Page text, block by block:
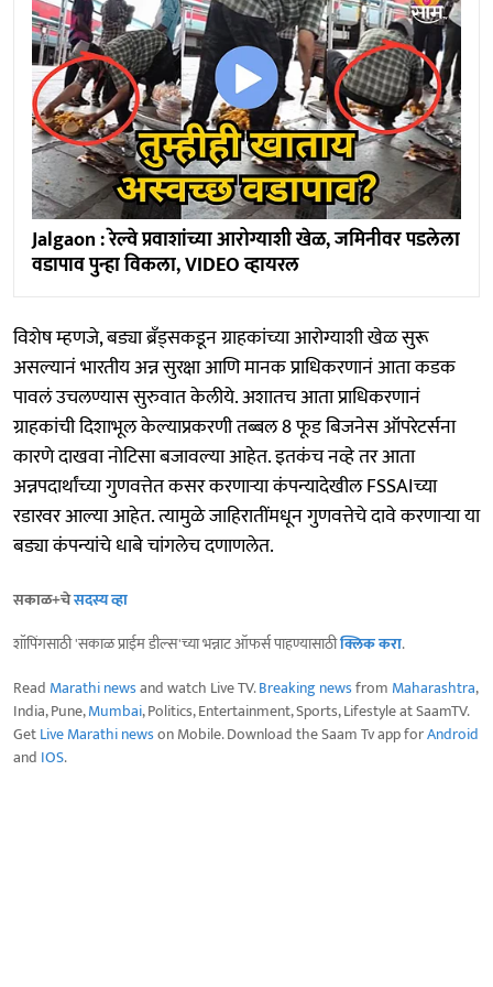
Jalgaon : रेल्वे प्रवाशांच्या आरोग्याशी खेळ, जमिनीवर पडलेला
वडापाव पुन्हा विकला, VIDEO व्हायरल
विशेष म्हणजे, बड्या ब्रँड्सकडून ग्राहकांच्या आरोग्याशी खेळ सुरू
असल्यानं भारतीय अन्न सुरक्षा आणि मानक प्राधिकरणानं आता कडक
पावलं उचलण्यास सुरुवात केलीये. अशातच आता प्राधिकरणानं
ग्राहकांची दिशाभूल केल्याप्रकरणी तब्बल 8 फूड बिजनेस ऑपरेटर्सना
कारणे दाखवा नोटिसा बजावल्या आहेत. इतकंच नव्हे तर आता
अन्नपदार्थांच्या गुणवत्तेत कसर करणाऱ्या कंपन्यादेखील FSSAIच्या
रडारवर आल्या आहेत. त्यामुळे जाहिरातींमधून गुणवत्तेचे दावे करणाऱ्या या
बड्या कंपन्यांचे धाबे चांगलेच दणाणलेत.
सकाळ+चेसदस्य व्हा
शॉपिंगसाठी 'सकाळ प्राईम डील्स'च्या भन्नाट ऑफर्स पाहण्यासाठीक्लिक करा.
Read Marathi newsand watch Live TV.Breaking newsfrom Maharashtra,
India, Pune,Mumbai, Politics, Entertainment, Sports, Lifestyle at SaamTV.
GetLive Marathi newson Mobile. Download the Saam Tv app forAndroid
and IOS.